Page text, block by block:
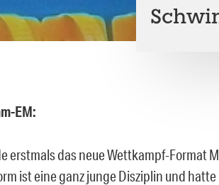
EM:
erstmals das neue Wettkampf-Format
ist eine ganz junge Disziplin und